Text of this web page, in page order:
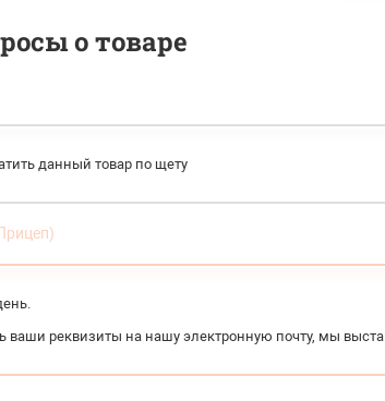
о товаре
данный товар по щету
ваши реквизиты на нашу электронную почту, мы